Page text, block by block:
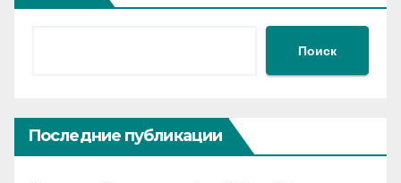
Поиск
Последние публикации